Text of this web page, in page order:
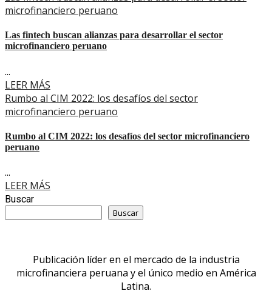
microfinanciero peruano
Las fintech buscan alianzas para desarrollar el sector
microfinanciero peruano
...
LEER MÁS
Rumbo al CIM 2022: los desafíos del sector
microfinanciero peruano
Rumbo al CIM 2022: los desafíos del sector microfinanciero
peruano
...
LEER MÁS
Buscar
Buscar
Publicación líder en el mercado de la industria
microfinanciera peruana y el único medio en América
Latina.